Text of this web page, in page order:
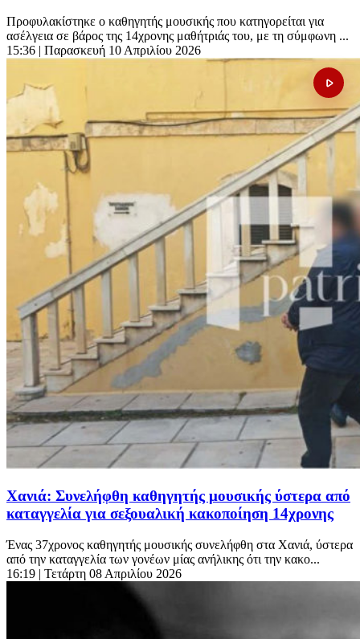
Προφυλακίστηκε ο καθηγητής μουσικής που κατηγορείται για
ασέλγεια σε βάρος της 14χρονης μαθήτριάς του, με τη σύμφωνη ...
15:36 | Παρασκευή 10 Απριλίου 2026
Χανιά: Συνελήφθη καθηγητής μουσικής ύστερα από
καταγγελία για σεξουαλική κακοποίηση 14χρονης
Ένας 37χρονος καθηγητής μουσικής συνελήφθη στα Χανιά, ύστερα
από την καταγγελία των γονέων μίας ανήλικης ότι την κακο...
16:19 | Τετάρτη 08 Απριλίου 2026